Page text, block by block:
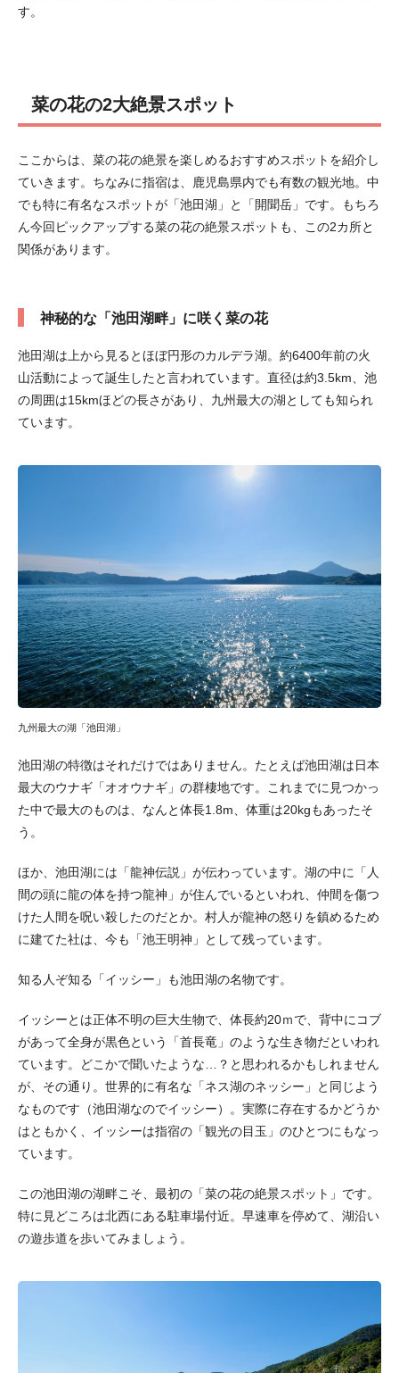
す。
菜の花の2大絶景スポット
ここからは、菜の花の絶景を楽しめるおすすめスポットを紹介し
ていきます。ちなみに指宿は、鹿児島県内でも有数の観光地。中
でも特に有名なスポットが「池田湖」と「開聞岳」です。もちろ
ん今回ピックアップする菜の花の絶景スポットも、この2カ所と
関係があります。
神秘的な「池田湖畔」に咲く菜の花
池田湖は上から見るとほぼ円形のカルデラ湖。約6400年前の火
山活動によって誕生したと言われています。直径は約3.5km、池
の周囲は15kmほどの長さがあり、九州最大の湖としても知られ
ています。
九州最大の湖「池田湖」
池田湖の特徴はそれだけではありません。たとえば池田湖は日本
最大のウナギ「オオウナギ」の群棲地です。これまでに見つかっ
た中で最大のものは、なんと体長1.8m、体重は20kgもあったそ
う。
ほか、池田湖には「龍神伝説」が伝わっています。湖の中に「人
間の頭に龍の体を持つ龍神」が住んでいるといわれ、仲間を傷つ
けた人間を呪い殺したのだとか。村人が龍神の怒りを鎮めるため
に建てた社は、今も「池王明神」として残っています。
知る人ぞ知る「イッシー」も池田湖の名物です。
イッシーとは正体不明の巨大生物で、体長約20ｍで、背中にコブ
があって全身が黒色という「首長竜」のような生き物だといわれ
ています。どこかで聞いたような…？と思われるかもしれません
が、その通り。世界的に有名な「ネス湖のネッシー」と同じよう
なものです（池田湖なのでイッシー）。実際に存在するかどうか
はともかく、イッシーは指宿の「観光の目玉」のひとつにもなっ
ています。
この池田湖の湖畔こそ、最初の「菜の花の絶景スポット」です。
特に見どころは北西にある駐車場付近。早速車を停めて、湖沿い
の遊歩道を歩いてみましょう。